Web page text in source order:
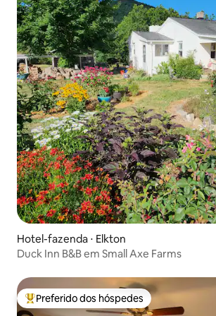
Hotel-fazenda ⋅ Elkton
Duck Inn B&B em Small Axe Farms
Entre os melhores preferidos dos hóspedes
Preferido dos hóspedes